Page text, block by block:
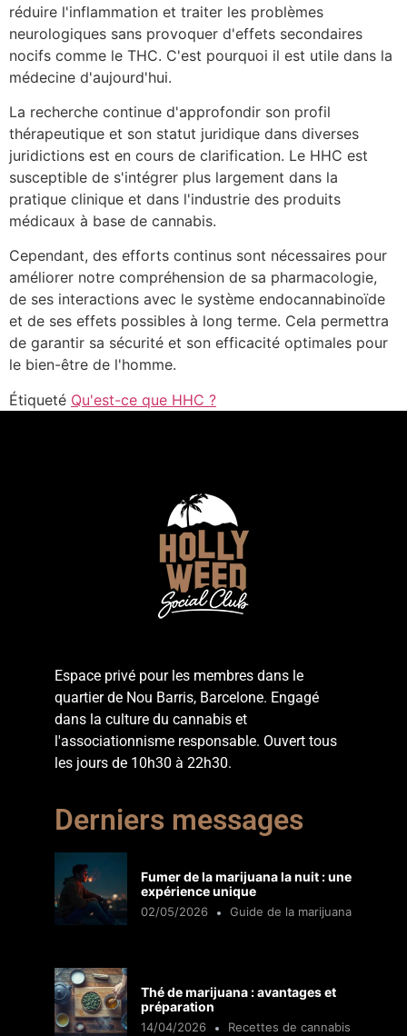
réduire l'inflammation et traiter les problèmes
neurologiques sans provoquer d'effets secondaires
nocifs comme le THC. C'est pourquoi il est utile dans la
médecine d'aujourd'hui.
La recherche continue d'approfondir son profil
thérapeutique et son statut juridique dans diverses
juridictions est en cours de clarification. Le HHC est
susceptible de s'intégrer plus largement dans la
pratique clinique et dans l'industrie des produits
médicaux à base de cannabis.
Cependant, des efforts continus sont nécessaires pour
améliorer notre compréhension de sa pharmacologie,
de ses interactions avec le système endocannabinoïde
et de ses effets possibles à long terme. Cela permettra
de garantir sa sécurité et son efficacité optimales pour
le bien-être de l'homme.
Étiqueté Qu'est-ce que HHC ?
Espace privé pour les membres dans le
quartier de Nou Barris, Barcelone. Engagé
dans la culture du cannabis et
l'associationnisme responsable. Ouvert tous
les jours de 10h30 à 22h30.
Derniers messages
Fumer de la marijuana la nuit : une
expérience unique
02/05/2026 Guide de la marijuana
Thé de marijuana : avantages et
préparation
14/04/2026 Recettes de cannabis